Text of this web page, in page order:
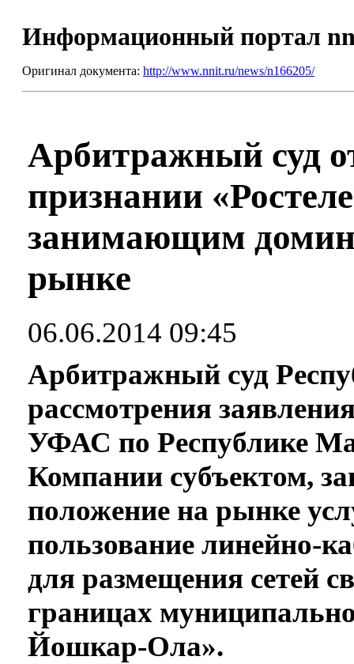
Информационный портал
Оригинал документа: http://www.nnit.ru/news/n166205/
Арбитражный суд
признании
занимающим
рынке
06.06.2014 09:45
Арбитражный суд
рассмотрения
УФАС по Республике
Компании субъектом,
положение на рынке
пользование линейно-
для размещения сетей
границах
Йошкар-Ола».